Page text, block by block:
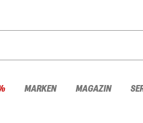
MARKEN MAGAZIN